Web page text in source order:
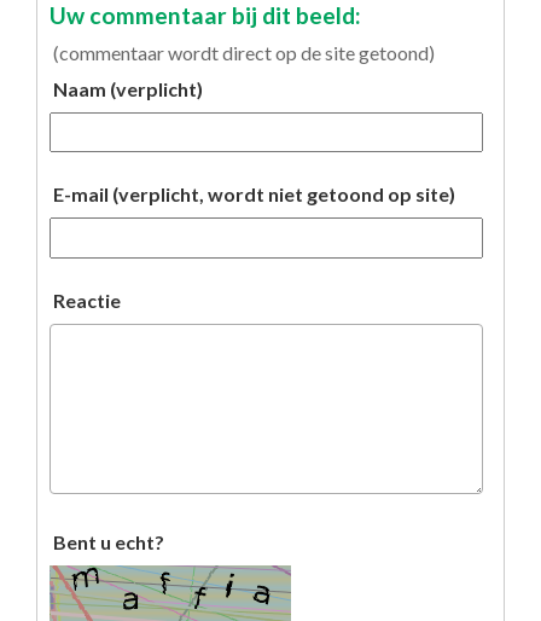
Uw commentaar bij dit beeld:
(commentaar wordt direct op de site getoond)
Naam (verplicht)
E-mail (verplicht, wordt niet getoond op site)
Reactie
Bent u echt?